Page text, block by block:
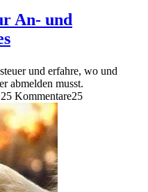
An- und
und erfahre, wo und
abmelden musst.
25 Kommentare25